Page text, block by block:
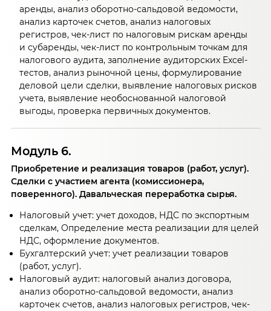
аренды, анализ оборотно-сальдовой ведомости,
анализ карточек счетов, анализ налоговых
регистров, чек-лист по налоговым рискам аренды
и субаренды, чек-лист по контрольным точкам для
налогового аудита, заполнение аудиторских Excel-
тестов, анализ рыночной цены, формулирование
деловой цели сделки, выявление налоговых рисков
учета, выявление необоснованной налоговой
выгоды, проверка первичных документов.
Модуль 6.
Приобретение и реализация товаров (работ, услуг).
Сделки с участием агента (комиссионера,
поверенного). Давальческая переработка сырья.
Налоговый учет: учет доходов, НДС по экспортным
сделкам, Определение места реализации для целей
НДС, оформление документов.
Бухгалтерский учет: учет реализации товаров
(работ, услуг).
Налоговый аудит: налоговый анализ договора,
анализ оборотно-сальдовой ведомости, анализ
карточек счетов, анализ налоговых регистров, чек-